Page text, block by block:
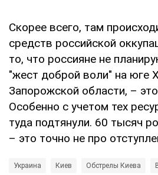
Скорее всего, там
средств российской
то, что россияне не
"жест доброй воли" на юге
Запорожской области, –
Особенно с учетом тех
туда подтянули. 60 тысяч
– это точно не про
Украина Киев Обстрелы Киева